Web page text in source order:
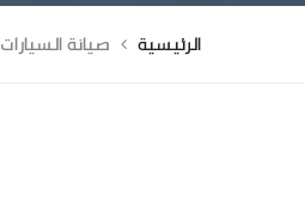
الرئيسية صيانة السيارات